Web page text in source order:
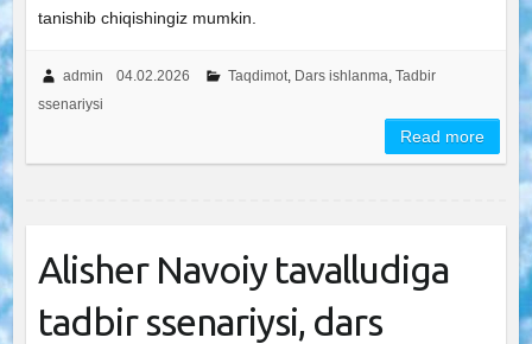
tanishib chiqishingiz mumkin.
admin 04.02.2026 Taqdimot, Dars ishlanma, Tadbir
ssenariysi
Read more
Alisher Navoiy tavalludiga
tadbir ssenariysi, dars